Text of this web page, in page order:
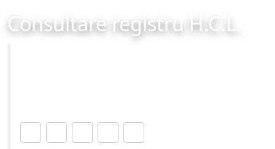
Consultare registru H.C.L.